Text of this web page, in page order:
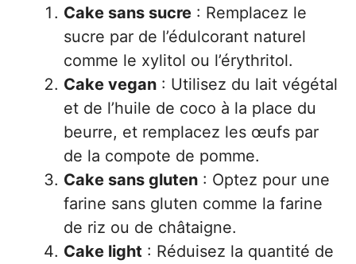
Cake sans sucre : Remplacez le
sucre par de l’édulcorant naturel
comme le xylitol ou l’érythritol.
Cake vegan : Utilisez du lait végétal
et de l’huile de coco à la place du
beurre, et remplacez les œufs par
de la compote de pomme.
Cake sans gluten : Optez pour une
farine sans gluten comme la farine
de riz ou de châtaigne.
Cake light : Réduisez la quantité de